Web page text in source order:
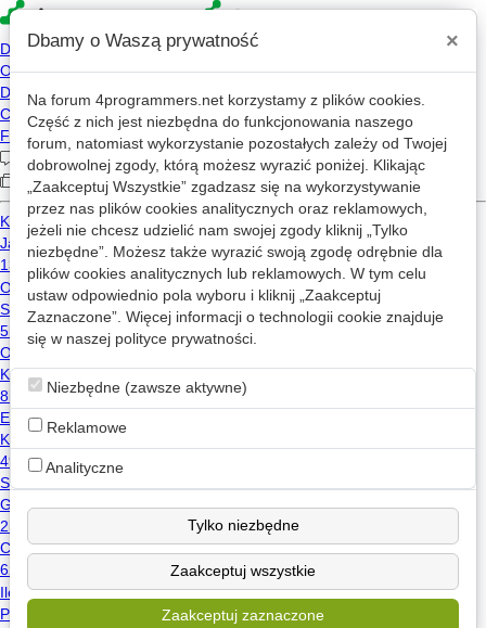
4p
Forum
Kategorie Wszystkie Wątki z: linux
0 640
5
linux
bezpieczeństwo angular windows
Magazyn Programista 2024-10-08 10:16
Faszyzacja projektów open-source
12
1.0k
linux
opensource
loza_prowizoryczna
linux
2024-11-03 22:39
Tańsza alternatywa dla Macbook AirwHardware/Software
Dbamy o Waszą prywatność ×
Na forum 4programmers.net korzystamy z plików cookies.
Część z nich jest niezbędna do funkcjonowania naszego
forum, natomiast wykorzystanie pozostałych zależy od Twojej
dobrowolnej zgody, którą możesz wyrazić poniżej. Klikając
„Zaakceptuj Wszystkie” zgadzasz się na wykorzystywanie
przez nas plików cookies analitycznych oraz reklamowych,
jeżeli nie chcesz udzielić nam swojej zgody kliknij „Tylko
niezbędne”. Możesz także wyrazić swoją zgodę odrębnie dla
plików cookies analitycznych lub reklamowych. W tym celu
ustaw odpowiednio pola wyboru i kliknij „Zaakceptuj
Zaznaczone”. Więcej informacji o technologii cookie znajduje
się w naszej polityce prywatności.
Niezbędne (zawsze aktywne)
Reklamowe
Analityczne
Tylko niezbędne
Zaakceptuj wszystkie
Zaakceptuj zaznaczone